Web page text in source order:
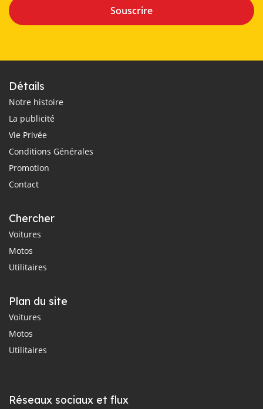
Souscrire
Détails
Notre histoire
La publicité
Vie Privée
Conditions Générales
Promotion
Contact
Chercher
Voitures
Motos
Utilitaires
Plan du site
Voitures
Motos
Utilitaires
Réseaux sociaux et flux